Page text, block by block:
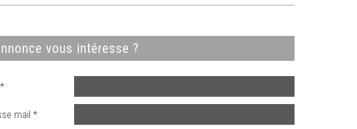
vous intéresse ?
mail *